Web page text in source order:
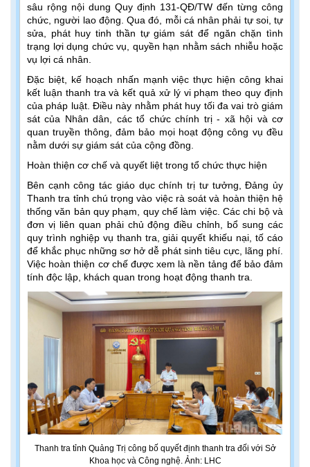
sâu rộng nội dung Quy định 131-QĐ/TW đến từng công
chức, người lao động. Qua đó, mỗi cá nhân phải tự soi, tự
sửa, phát huy tinh thần tự giám sát để ngăn chặn tình
trạng lợi dụng chức vụ, quyền hạn nhằm sách nhiễu hoặc
vụ lợi cá nhân.
Đặc biệt, kế hoạch nhấn mạnh việc thực hiện công khai
kết luận thanh tra và kết quả xử lý vi phạm theo quy định
của pháp luật. Điều này nhằm phát huy tối đa vai trò giám
sát của Nhân dân, các tổ chức chính trị - xã hội và cơ
quan truyền thông, đảm bảo mọi hoạt động công vụ đều
nằm dưới sự giám sát của cộng đồng.
Hoàn thiện cơ chế và quyết liệt trong tổ chức thực hiện
Bên cạnh công tác giáo dục chính trị tư tưởng, Đảng ủy
Thanh tra tỉnh chú trọng vào việc rà soát và hoàn thiện hệ
thống văn bản quy phạm, quy chế làm việc. Các chi bộ và
đơn vị liên quan phải chủ động điều chỉnh, bổ sung các
quy trình nghiệp vụ thanh tra, giải quyết khiếu nại, tố cáo
để khắc phục những sơ hở dễ phát sinh tiêu cực, lãng phí.
Việc hoàn thiện cơ chế được xem là nền tảng để bảo đảm
tính độc lập, khách quan trong hoạt động thanh tra.
Thanh tra tỉnh Quảng Trị công bố quyết định thanh tra đối với Sở
Khoa học và Công nghệ. Ảnh: LHC